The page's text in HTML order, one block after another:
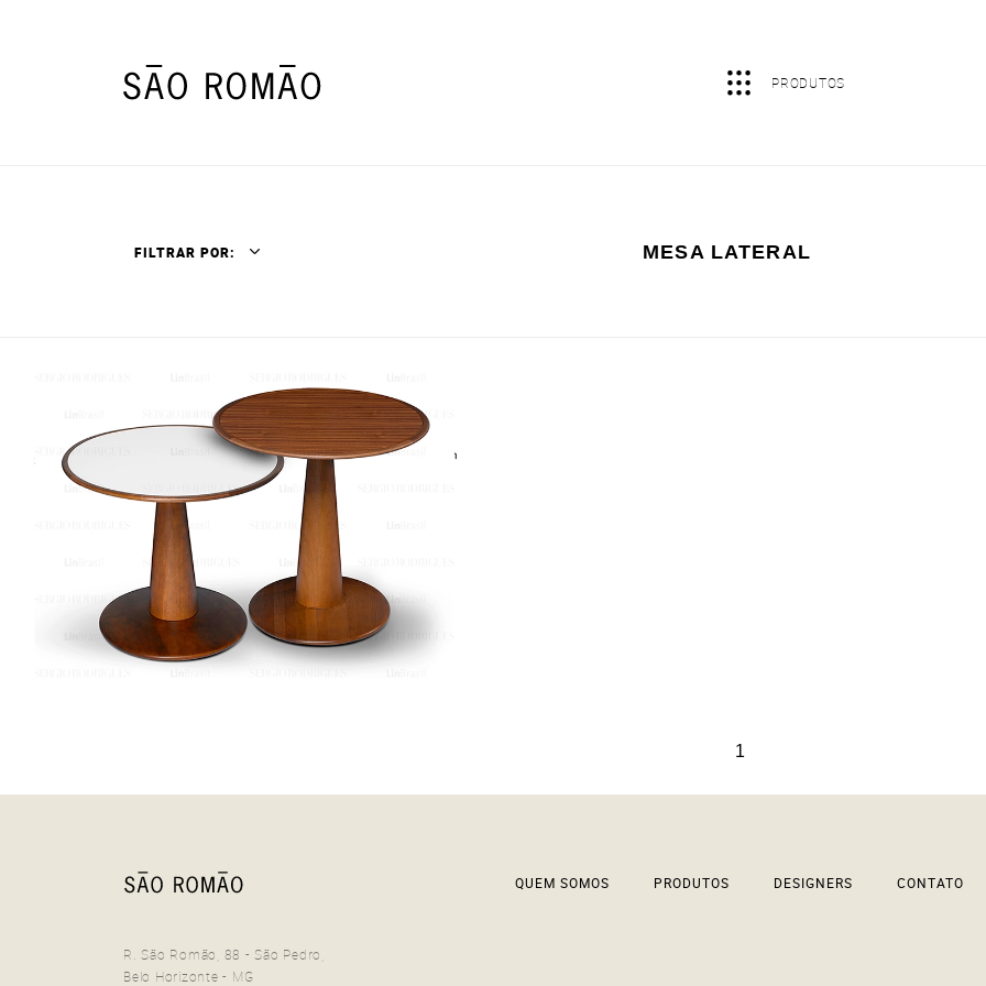
FILTRAR POR: MESA LATERAL
Mesa Lateral Mac
1
QUEM SOMOS PRODUTOS DESIGNERS CONTATO
R. São Romão, 88 - São Pedro,
Belo Horizonte - MG